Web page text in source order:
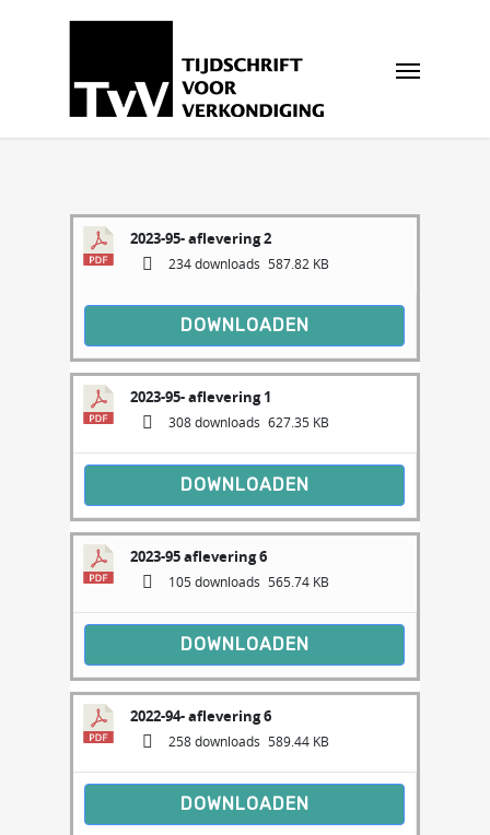
2023-95- aflevering 2
234 downloads 587.82 KB
DOWNLOADEN
2023-95- aflevering 1
308 downloads 627.35 KB
DOWNLOADEN
2023-95 aflevering 6
105 downloads 565.74 KB
DOWNLOADEN
2022-94- aflevering 6
258 downloads 589.44 KB
DOWNLOADEN